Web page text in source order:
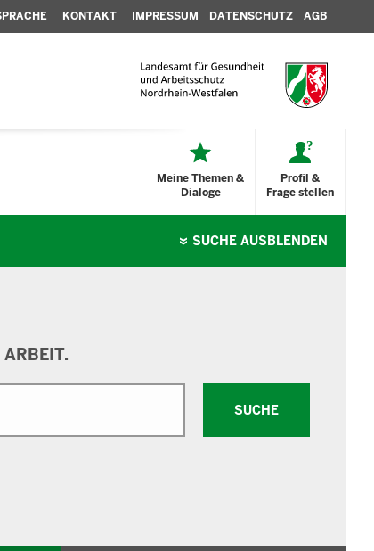
KONTAKT IMPRESSUM DATENSCHUTZ AGB
Profil &
Frage stellen
Meine Themen &
Dialoge
SUCHE AUSBLENDEN
SUCHE